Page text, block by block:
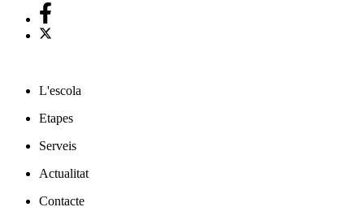
L'escola
Etapes
Serveis
Actualitat
Contacte